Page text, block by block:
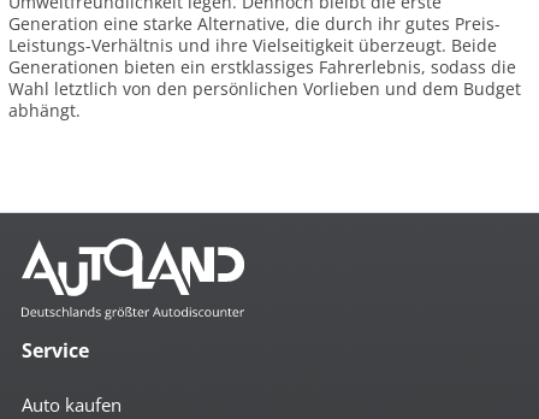
Generation eine starke Alternative, die durch ihr gutes Preis-
Leistungs-Verhältnis und ihre Vielseitigkeit überzeugt. Beide
Generationen bieten ein erstklassiges Fahrerlebnis, sodass die
Wahl letztlich von den persönlichen Vorlieben und dem Budget
abhängt.
Service
Auto kaufen